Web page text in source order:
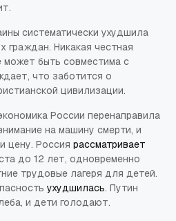
систематически ухудшила
граждан. Никакая честная
может быть совместима с
что заботится о
цивилизации.
России перенаправила
на машину смерти, и
цену. Россия рассматривает
до 12 лет, одновременно
трудовые лагеря для детей.
ухудшилась. Путин
и дети голодают.